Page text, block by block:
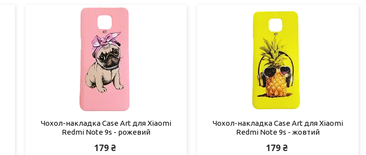
Чохол-накладка Case Art для Xiaomi
Redmi Note 9s - рожевий
179 ₴
Чохол-накладка Case Art для Xiaomi
Redmi Note 9s - жовтий
179 ₴